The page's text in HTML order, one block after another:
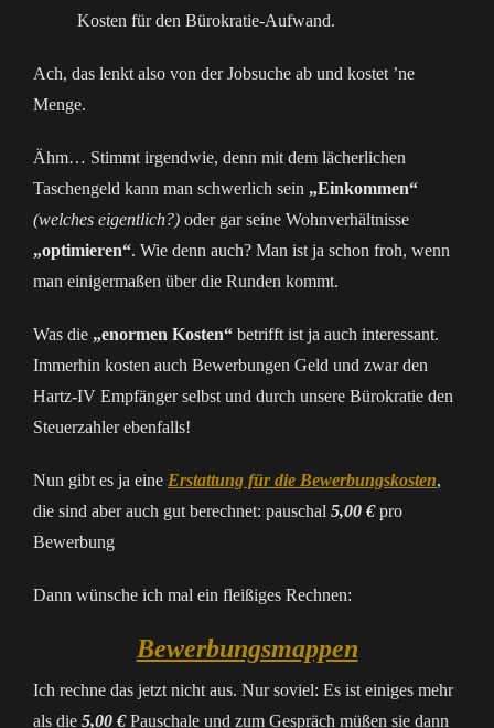
Kosten für den Bürokratie-Aufwand.
Ach, das lenkt also von der Jobsuche ab und kostet ’ne
Menge.
Ähm… Stimmt irgendwie, denn mit dem lächerlichen
Taschengeld kann man schwerlich sein „Einkommen“
(welches eigentlich?) oder gar seine Wohnverhältnisse
„optimieren“. Wie denn auch? Man ist ja schon froh, wenn
man einigermaßen über die Runden kommt.
Was die „enormen Kosten“ betrifft ist ja auch interessant.
Immerhin kosten auch Bewerbungen Geld und zwar den
Hartz-IV Empfänger selbst und durch unsere Bürokratie den
Steuerzahler ebenfalls!
Nun gibt es ja eine Erstattung für die Bewerbungskosten,
die sind aber auch gut berechnet: pauschal 5,00 €pro
Bewerbung
Dann wünsche ich mal ein fleißiges Rechnen:
Bewerbungsmappen
Ich rechne das jetzt nicht aus. Nur soviel: Es ist einiges mehr
als die 5,00 €Pauschale und zum Gespräch müßen sie dann